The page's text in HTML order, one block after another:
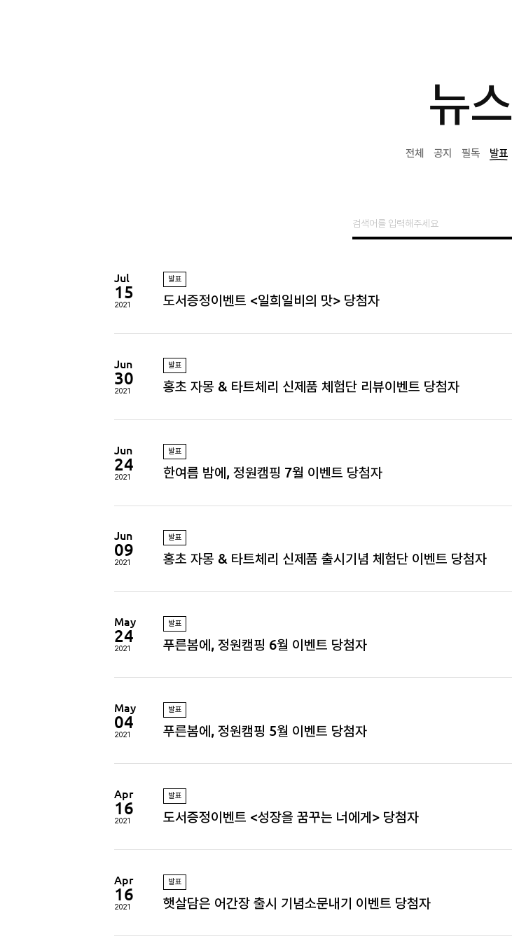
뉴스
전체 공지 필독 발표
Jul
15
2021
발표
도서증정이벤트 <일희일비의 맛> 당첨자
Jun
30
2021
발표
홍초 자몽 & 타트체리 신제품 체험단 리뷰이벤트 당첨자
Jun
24
2021
발표
한여름 밤에, 정원캠핑 7월 이벤트 당첨자
Jun
09
2021
발표
홍초 자몽 & 타트체리 신제품 출시기념 체험단 이벤트 당첨자
May
24
2021
발표
푸른봄에, 정원캠핑 6월 이벤트 당첨자
May
04
2021
발표
푸른봄에, 정원캠핑 5월 이벤트 당첨자
Apr
16
2021
발표
도서증정이벤트 <성장을 꿈꾸는 너에게> 당첨자
Apr
16
2021
발표
햇살담은 어간장 출시 기념소문내기 이벤트 당첨자